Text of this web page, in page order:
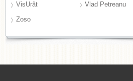
VisUrât
Vlad Petreanu
Zoso